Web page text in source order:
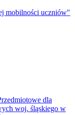
mobilności uczniów"
dla
woj. śląskiego w